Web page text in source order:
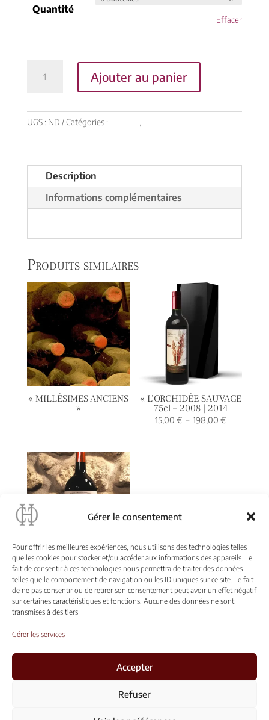
Gérer le consentement
Pour offrir les meilleures expériences, nous utilisons des technologies telles
que les cookies pour stocker et/ou accéder aux informations des appareils. Le
fait de consentir à ces technologies nous permettra de traiter des données
telles que le comportement de navigation ou les ID uniques sur ce site. Le fait
de ne pas consentir ou de retirer son consentement peut avoir un effet négatif
sur certaines caractéristiques et fonctions. Aucune des données ne sont
transmises à des tiers
Gérer les services
Accepter
Refuser
Quantité
Effacer
CASSAGNE
TRUFFIÈRE»
Ajouter au panier
UGS : ND Catégories : ,
Description
Informations complémentaires
Produits similaires
« MILLÉSIMES ANCIENS
»
« L’ORCHIDÉE SAUVAGE
75cl – 2008 | 2014
15,00€ – 198,00€Plage
Double-Magnum (3L)
Château Cassagne Haut-
Canon «Truffière»
Conditions générales de vente et d’utilisation